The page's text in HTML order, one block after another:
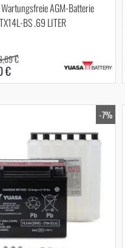
AGM-Batterie
BS .69 LITER
€
€
-7%